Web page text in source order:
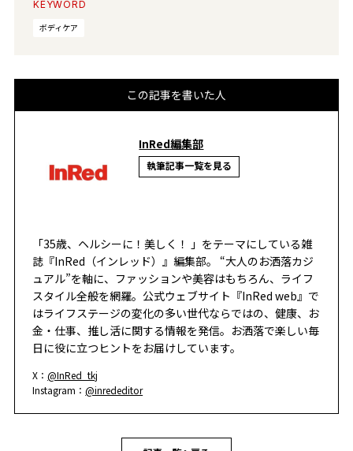
KEYWORD
ボディケア
この記事を書いた人
InRed編集部
執筆記事一覧を見る
「35歳、ヘルシーに！美しく！ 」をテーマにしている雑
誌『InRed（インレッド）』編集部。 “大人のお洒落カジ
ュアル”を軸に、ファッションや美容はもちろん、ライフ
スタイル全般を網羅。公式ウェブサイト『InRed web』で
はライフステージの変化の多い世代ならではの、健康、お
金・仕事、推し活に関する情報を発信。お洒落で楽しい毎
日に役に立つヒントをお届けしています。
X：@InRed_tkj
Instagram：@inrededitor